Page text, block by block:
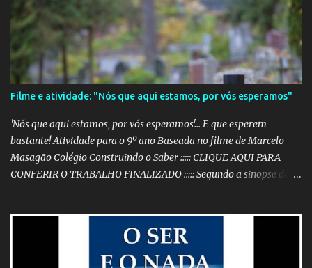
Filme e atividade: "Nós que aqui estamos, por vós esperamos"
'Nós que aqui estamos, por vós esperamos'... E que esperem
bastante! Atividade para o 9º ano Baseada no filme de Marcelo
Masagão Colégio Construindo o Saber ::::: CLIQUE AQUI PARA
CONFERIR O TRABALHO FINALIZADO ::::: Segundo a sinopse do
lançado em 1999, o filme mostra como os grandes acontecimentos
são repletos de inúmeras histórias menores (mas não menos